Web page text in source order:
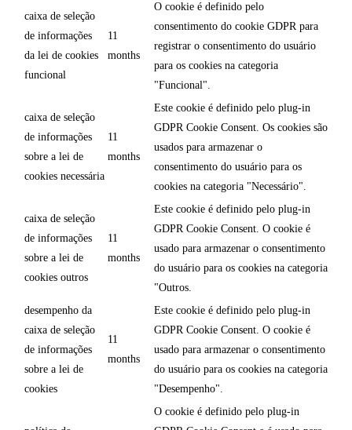
caixa de seleção
de informações
da lei de cookies
funcional
11
months
O cookie é definido pelo
consentimento do cookie GDPR para
registrar o consentimento do usuário
para os cookies na categoria
"Funcional".
caixa de seleção
de informações
sobre a lei de
cookies necessária
11
months
Este cookie é definido pelo plug-in
GDPR Cookie Consent. Os cookies são
usados para armazenar o
consentimento do usuário para os
cookies na categoria "Necessário".
caixa de seleção
de informações
sobre a lei de
cookies outros
11
months
Este cookie é definido pelo plug-in
GDPR Cookie Consent. O cookie é
usado para armazenar o consentimento
do usuário para os cookies na categoria
"Outros.
desempenho da
caixa de seleção
de informações
sobre a lei de
cookies
11
months
Este cookie é definido pelo plug-in
GDPR Cookie Consent. O cookie é
usado para armazenar o consentimento
do usuário para os cookies na categoria
"Desempenho".
O cookie é definido pelo plug-in